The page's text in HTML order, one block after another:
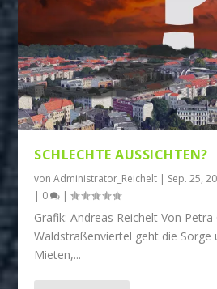
SCHLECHTE AUSSICHTEN?
vonAdministrator_Reichelt | Sep. 25,
| 0 |
Grafik: Andreas Reichelt Von Petra
Waldstraßenviertel geht die Sorge
Mieten,...